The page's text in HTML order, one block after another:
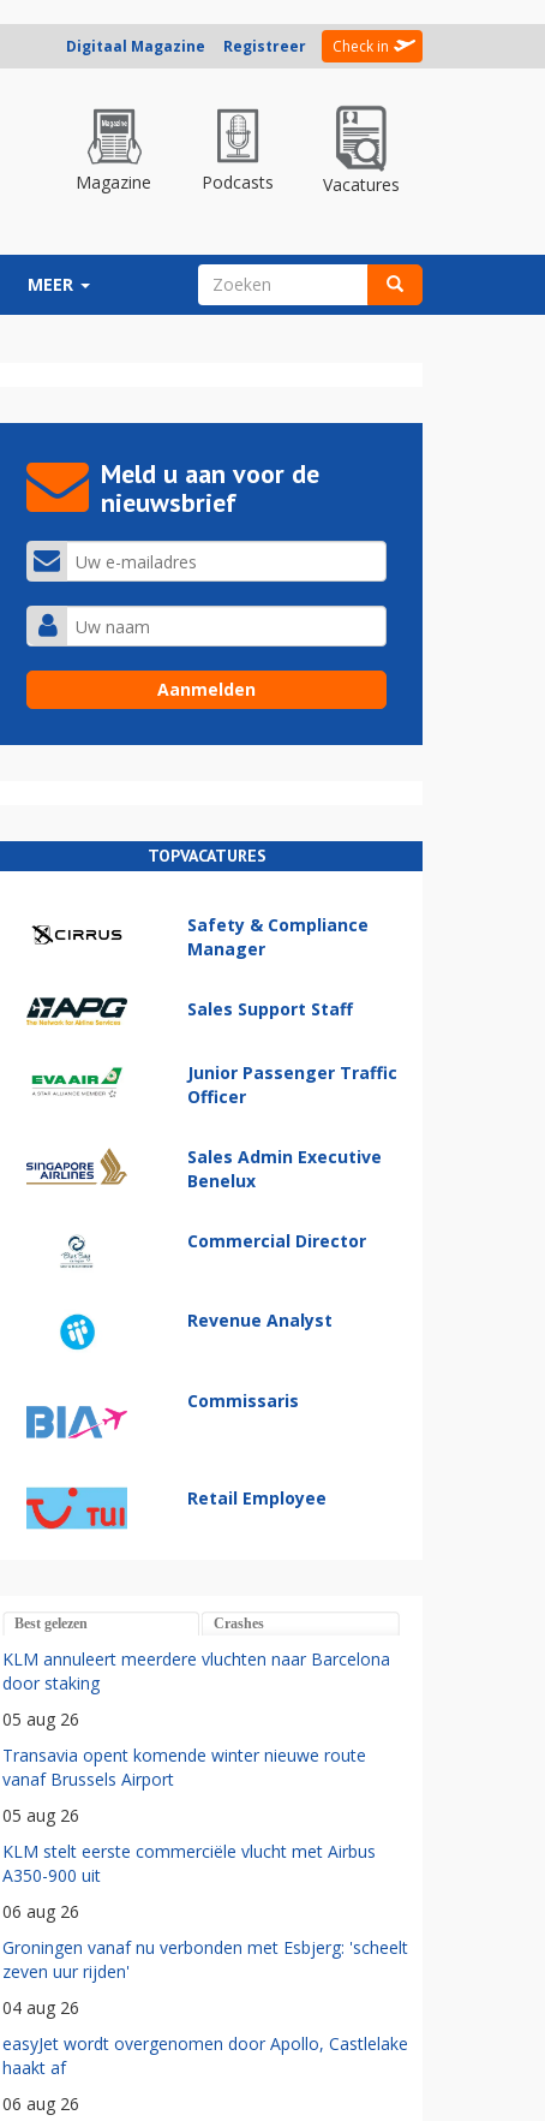
Digitaal Magazine Registreer Check in
Magazine Podcasts Vacatures
MEER ZOEKVELD
Meld u aan voor de
nieuwsbrief
TOPVACATURES
Safety & Compliance
Manager
Sales Support Staff
Junior Passenger Traffic
Officer
Sales Admin Executive
Benelux
Commercial Director
Revenue Analyst
Commissaris
Retail Employee
Best gelezen Crashes
KLM annuleert meerdere vluchten naar Barcelona
door staking
05 aug 26
Transavia opent komende winter nieuwe route
vanaf Brussels Airport
05 aug 26
KLM stelt eerste commerciële vlucht met Airbus
A350-900 uit
06 aug 26
Groningen vanaf nu verbonden met Esbjerg: 'scheelt
zeven uur rijden'
04 aug 26
easyJet wordt overgenomen door Apollo, Castlelake
haakt af
06 aug 26